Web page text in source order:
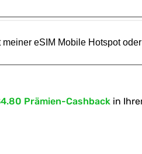
meiner eSIM Mobile Hotspot
Prämien-Cashback in